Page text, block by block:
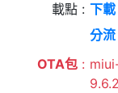
載點
下載
分流
OTA包